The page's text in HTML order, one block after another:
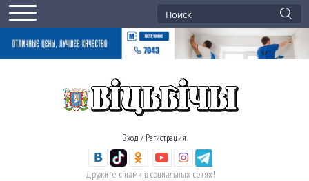
Вход / Регистрация
Дружите с нами в социальных сетях!